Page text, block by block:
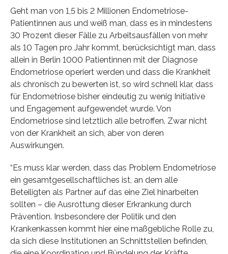
Geht man von 1,5 bis 2 Millionen Endometriose-
Patientinnen aus und weiß man, dass es in mindestens
30 Prozent dieser Fälle zu Arbeitsausfällen von mehr
als 10 Tagen pro Jahr kommt, berücksichtigt man, dass
allein in Berlin 1000 Patientinnen mit der Diagnose
Endometriose operiert werden und dass die Krankheit
als chronisch zu bewerten ist, so wird schnell klar, dass
für Endometriose bisher eindeutig zu wenig Initiative
und Engagement aufgewendet wurde. Von
Endometriose sind letztlich alle betroffen. Zwar nicht
von der Krankheit an sich, aber von deren
Auswirkungen.
“Es muss klar werden, dass das Problem Endometriose
ein gesamtgesellschaftliches ist, an dem alle
Beteiligten als Partner auf das eine Ziel hinarbeiten
sollten – die Ausrottung dieser Erkrankung durch
Prävention. Insbesondere der Politik und den
Krankenkassen kommt hier eine maßgebliche Rolle zu,
da sich diese Institutionen an Schnittstellen befinden,